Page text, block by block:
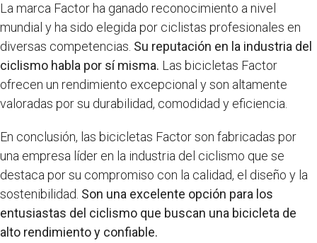
La marca Factor ha ganado reconocimiento a nivel
mundial y ha sido elegida por ciclistas profesionales en
diversas competencias. Su reputación en la industria del
ciclismo habla por sí misma. Las bicicletas Factor
ofrecen un rendimiento excepcional y son altamente
valoradas por su durabilidad, comodidad y eficiencia.
En conclusión, las bicicletas Factor son fabricadas por
una empresa líder en la industria del ciclismo que se
destaca por su compromiso con la calidad, el diseño y la
sostenibilidad. Son una excelente opción para los
entusiastas del ciclismo que buscan una bicicleta de
alto rendimiento y confiable.